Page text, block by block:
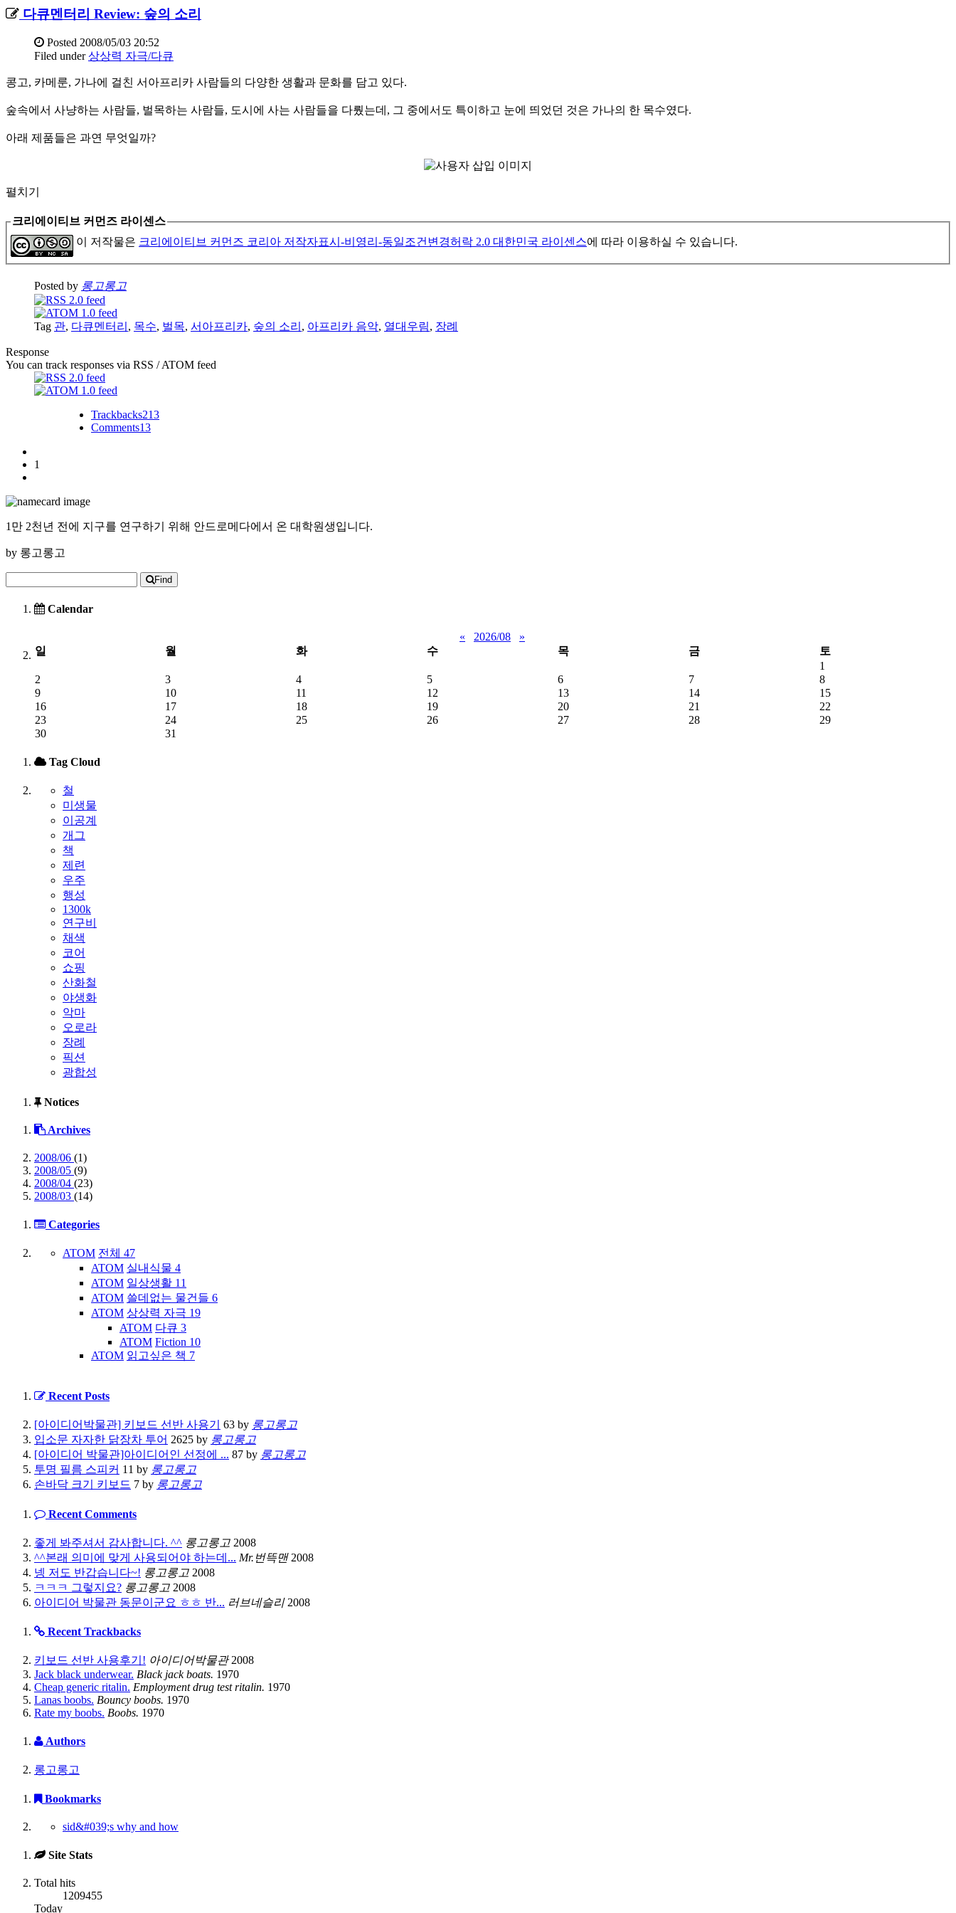
다큐멘터리 Review: 숲의 소리
Posted 2008/05/03 20:52
Filed under 상상력 자극/다큐
콩고, 카메룬, 가나에 걸친 서아프리카 사람들의 다양한 생활과 문화를 담고 있다.
숲속에서 사냥하는 사람들, 벌목하는 사람들, 도시에 사는 사람들을 다뤘는데, 그 중에서도 특이하고 눈에 띄었던 것은 가나의 한 목수였다.
아래 제품들은 과연 무엇일까?
펼치기
크리에이티브 커먼즈 라이센스
이 저작물은 크리에이티브 커먼즈 코리아 저작자표시-비영리-동일조건변경허락 2.0 대한민국 라이센스에 따라 이용하실 수 있습니다.
Posted by 롱고롱고
Tag 관, 다큐멘터리 , 목수, 벌목, 서아프리카, 숲의 소리 , 아프리카 음악, 열대우림, 장례
Response
You can track responses via RSS / ATOM feed
Trackbacks213
Comments13
1
1만 2천년 전에 지구를 연구하기 위해 안드로메다에서 온 대학원생입니다.
by 롱고롱고
Find
Calendar
« 2026/08
»
일
월 화 수 목 금
토
1
2
3 4 5 6 7
8
9
10 11 12 13 14
15
16
17 18 19 20 21
22
23
24 25 26 27 28
29
30
31
Tag Cloud
철
미생물
이공계
개그
책
제련
우주
행성
1300k
연구비
채색
코어
쇼핑
산화철
야생화
악마
오로라
장례
픽션
광합성
Notices
Archives
2008/06 (1)
2008/05 (9)
2008/04 (23)
2008/03 (14)
Categories
ATOM 전체 47
ATOM 실내식물 4
ATOM 일상생활 11
ATOM 쓸데없는 물건들 6
ATOM 상상력 자극 19
ATOM 다큐 3
ATOM Fiction 10
ATOM 읽고싶은 책 7
Recent Posts
[아이디어박물관] 키보드 선반 사용기 63 by 롱고롱고
입소문 자자한 닭장차 투어 2625 by 롱고롱고
[아이디어 박물관]아이디어인 선정에 ... 87 by 롱고롱고
투명 필름 스피커 11 by 롱고롱고
손바닥 크기 키보드 7 by 롱고롱고
Recent Comments
좋게 봐주셔서 감사합니다. ^^ 롱고롱고 2008
^^본래 의미에 맞게 사용되어야 하는데... Mr.번뜩맨 2008
넹 저도 반갑습니다~! 롱고롱고 2008
ㅋㅋㅋ 그렇지요? 롱고롱고 2008
아이디어 박물관 동문이군요 ㅎㅎ 반... 러브네슬리 2008
Recent Trackbacks
키보드 선반 사용후기! 아이디어박물관 2008
Jack black underwear. Black jack boats. 1970
Cheap generic ritalin. Employment drug test ritalin. 1970
Lanas boobs. Bouncy boobs. 1970
Rate my boobs. Boobs. 1970
Authors
롱고롱고
Bookmarks
sid&#039;s why and how
Site Stats
Total hits
1209455
Today